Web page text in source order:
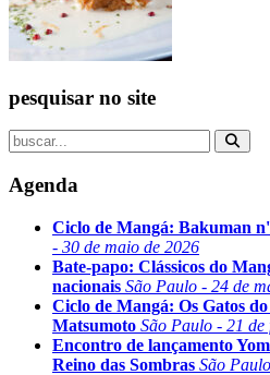
pesquisar no site
Agenda
Ciclo de Mangá: Bakuman
- 30 de maio de 2026
Bate-papo: Clássicos do
nacionais São Paulo - 24 de
Ciclo de Mangá: Os Gatos
Matsumoto São Paulo - 21 de
Encontro de lançamento
Reino das Sombras São